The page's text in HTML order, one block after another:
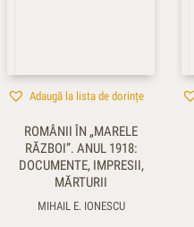
Adaugă la lista de dorințe
ROMÂNII ÎN „MARELE
RĂZBOI”. ANUL 1918:
DOCUMENTE, IMPRESII,
MĂRTURII
MIHAIL E. IONESCU